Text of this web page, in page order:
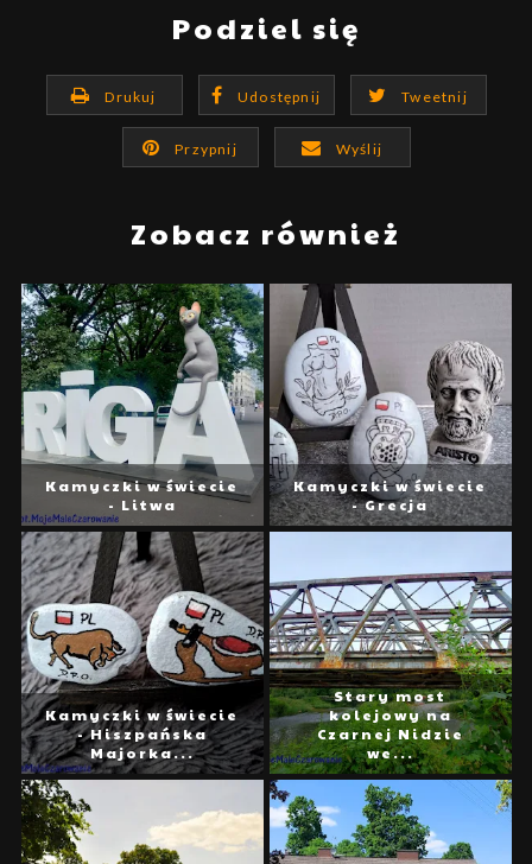
Podziel się
Drukuj Udostępnij Tweetnij
Przypnij Wyślij
Zobacz również
Kamyczki w świecie
- Litwa
Kamyczki w świecie
- Grecja
Kamyczki w świecie
- Hiszpańska
Majorka...
Stary most
kolejowy na
Czarnej Nidzie
we...